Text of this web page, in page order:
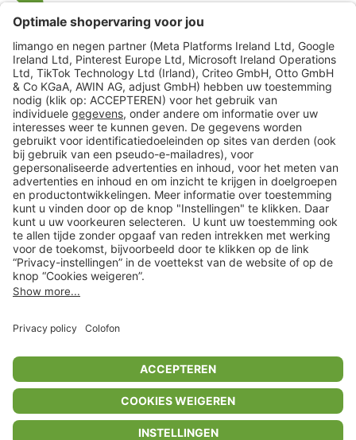
limango
Veilig winkelen
Klantenservice
Shop
Acties
limango.de limango.pl
** Alle prijsopgaven zijn inclusief belasting en exclusief verzendkosten
ᵃ Bij een minimale bestelwaarde van €15.